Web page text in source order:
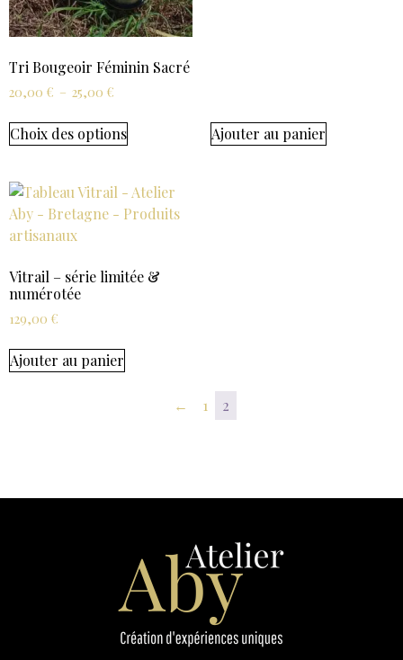
Tri Bougeoir Féminin Sacré
20,00 € – 25,00 €
Choix des options Ajouter au panier
Vitrail – série limitée &
numérotée
129,00 €
Ajouter au panier
← 1 2